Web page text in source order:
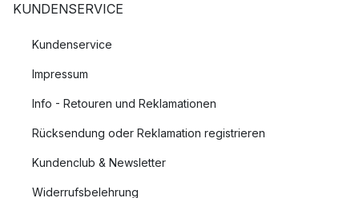
KUNDENSERVICE
Kundenservice
Impressum
Info - Retouren und Reklamationen
Rücksendung oder Reklamation registrieren
Kundenclub & Newsletter
Widerrufsbelehrung